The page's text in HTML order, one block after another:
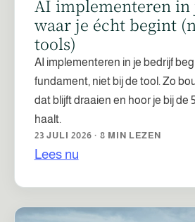
AI implementeren
waar je écht begint
tools)
AI implementeren in je bedrijf
fundament, niet bij de tool. Zo
dat blijft draaien en hoor je bij de
haalt.
23 JULI 2026 · 8 MIN LEZEN
Lees nu